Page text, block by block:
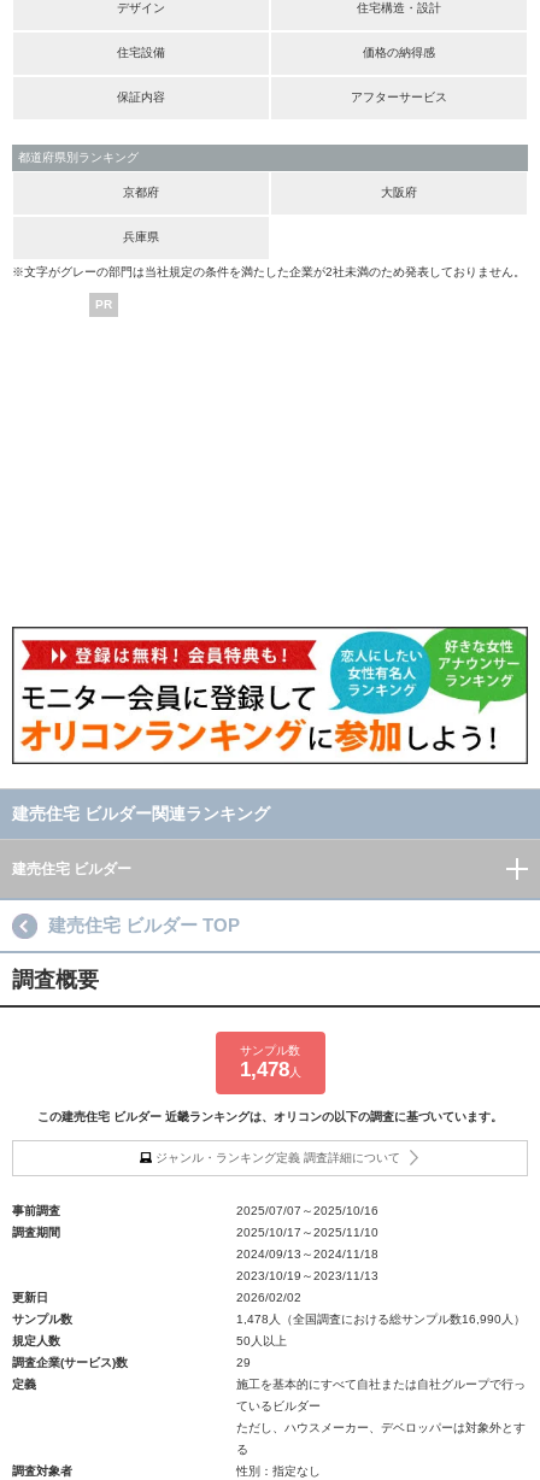
デザイン 住宅構造・設計
住宅設備 価格の納得感
保証内容 アフターサービス
都道府県別ランキング
京都府 大阪府
兵庫県
※文字がグレーの部門は当社規定の条件を満たした企業が2社未満のため発表しておりません。
PR
建売住宅 ビルダー関連ランキング
建売住宅 ビルダー
建売住宅 ビルダー TOP
調査概要
サンプル数
1,478人
この建売住宅 ビルダー 近畿ランキングは、オリコンの以下の調査に基づいています。
ジャンル・ランキング定義 調査詳細について
事前調査
2025/07/07～2025/10/16
調査期間
2025/10/17～2025/11/10
2024/09/13～2024/11/18
2023/10/19～2023/11/13
更新日
2026/02/02
サンプル数
1,478人（全国調査における総サンプル数16,990人）
規定人数
50人以上
調査企業(サービス)数
29
定義
施工を基本的にすべて自社または自社グループで行っ
ているビルダー
ただし、ハウスメーカー、デベロッパーは対象外とす
る
調査対象者
性別：指定なし